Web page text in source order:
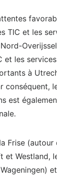
TIC et les
et les
à
conséquent,
est
Frise (autour
et Westland,